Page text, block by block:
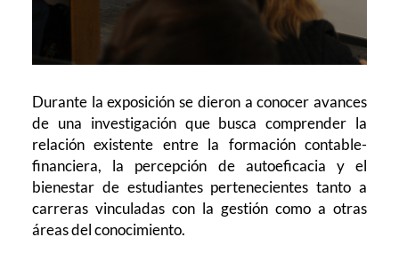
Durante la exposición se dieron a conocer avances
de una investigación que busca comprender la
relación existente entre la formación contable-
financiera, la percepción de autoeficacia y el
bienestar de estudiantes pertenecientes tanto a
carreras vinculadas con la gestión como a otras
áreas del conocimiento.